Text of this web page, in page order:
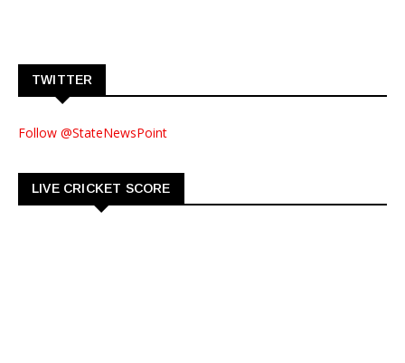
TWITTER
Follow @StateNewsPoint
LIVE CRICKET SCORE